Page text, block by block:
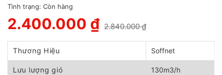
4.5trên 5
Tình trạng: Còn hàng
2.840.000₫
gốc
là:
2.840.000 ₫.
2.400.000 ₫
hiện
tại
2.400.000 ₫.
Thương Hiệu Soffnet
Lưu lượng gió 130m3/h